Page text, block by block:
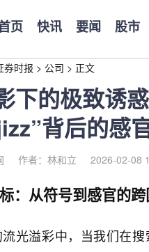
页 快讯 要闻 股市
券时报 > 公司 > 正文
下的极致诱
背后的感
作者：林和立 2026-02-08
：从符号到感官的
光溢彩中，当我们在